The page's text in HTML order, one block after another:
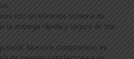
con un eficiente sistema de
la entrega rápida y segura de tus
Nuestro compromiso es